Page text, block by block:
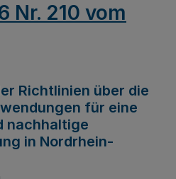
Nr. 210 vom
Richtlinien über die
für eine
nachhaltige
in Nordrhein-